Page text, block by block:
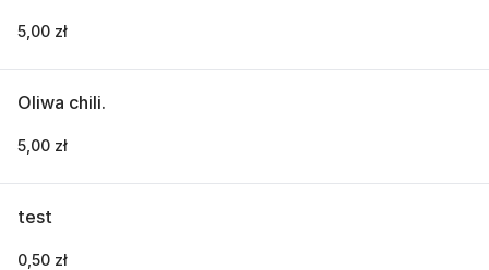
5,00 zł
Oliwa chili.
5,00 zł
test
0,50 zł